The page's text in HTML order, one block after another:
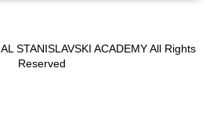
STANISLAVSKI ACADEMY All Rights
Reserved